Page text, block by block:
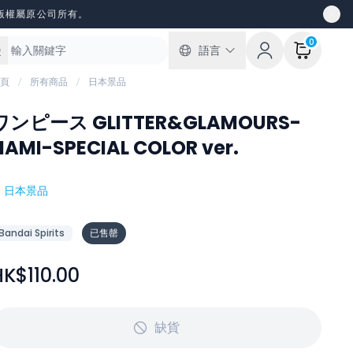
屬原公司所有。
語言
0
所有商品 日本景品
ンピース GLITTER&GLAMOURS-
SPECIAL COLOR ver.
日本景品
Spirits 已售罄
缺貨